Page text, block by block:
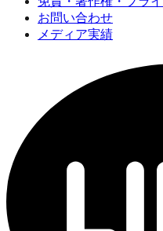
お問い合わせ
メディア実績